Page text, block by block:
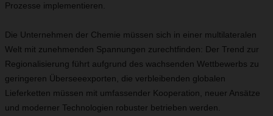
Prozesse implementieren.
Die Unternehmen der Chemie müssen sich in einer multilateralen
Welt mit zunehmenden Spannungen zurechtfinden: Der Trend zur
Regionalisierung führt aufgrund des wachsenden Wettbewerbs zu
geringeren Überseeexporten, die verbleibenden globalen
Lieferketten müssen mit umfassender Kooperation, neuer Ansätze
und moderner Technologien robuster betrieben werden.